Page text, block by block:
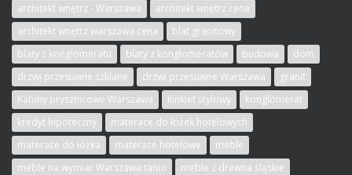
architekt wnętrz - Warszawa
architekt wnętrz cena
architekt wnętrz warszawa cena
blat granitowy
blaty z konglomeratu
blaty z konglomeratów budowa
dom
drzwi przesuwne szklane
drzwi przesuwne Warszawa
granit
Kabiny prysznicowe Warszawa
kinkiet stylowy
konglomerat
kredyt hipoteczny
materace do łóżek hotelowych
materace do łóżka
materace hotelowe
meble
meble na wymiar Warszawa tanio
meble z drewna śląskie